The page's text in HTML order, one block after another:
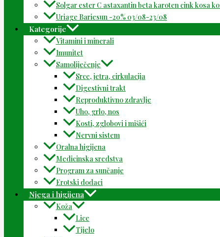
Solgar ester C astaxantin beta karoten cink kosa
Uriage Bariesun -20% 03/08-23/08
Kategorije
Vitamini i minerali
Imunitet
Samoliječenje
Srce, jetra, cirkulacija
Digestivni trakt
Reproduktivno zdravlje
Uho, grlo, nos
Kosti, zglobovi i mišići
Nervni sistem
Oralna higijena
Medicinska sredstva
Program za sunčanje
Erotski dodaci
Njega i higijena
Koža
Lice
Tijelo